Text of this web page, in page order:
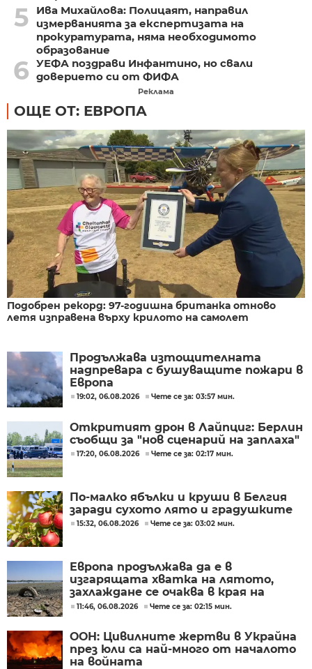
5
Ива Михайлова: Полицаят, направил
измерванията за експертизата на
прокуратурата, няма необходимото
образование
6 УЕФА поздрави Инфантино, но свали
доверието си от ФИФА
Реклама
ОЩЕ ОТ: ЕВРОПА
Подобрен рекорд: 97-годишна британка отново
летя изправена върху крилото на самолет
Продължава изтощителната
надпревара с бушуващите пожари в
Европа
19:02, 06.08.2026 Чете се за: 03:57 мин.
Откритият дрон в Лайпциг: Берлин
съобщи за "нов сценарий на заплаха"
17:20, 06.08.2026 Чете се за: 02:17 мин.
По-малко ябълки и круши в Белгия
заради сухото лято и градушките
15:32, 06.08.2026 Чете се за: 03:02 мин.
Европа продължава да е в
изгарящата хватка на лятото,
захлаждане се очаква в края на
седмицата
11:46, 06.08.2026 Чете се за: 02:15 мин.
ООН: Цивилните жертви в Украйна
през юли са най-много от началото
на войната